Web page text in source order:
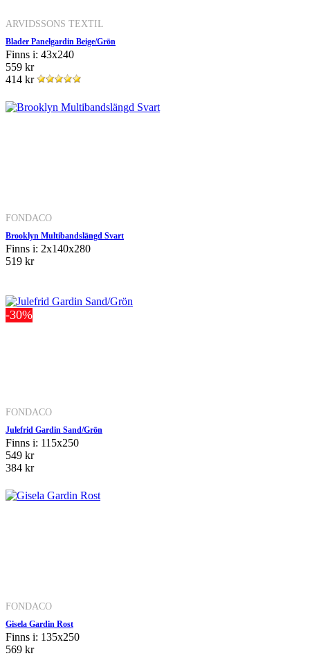
ARVIDSSONS TEXTIL
Blader Panelgardin Beige/Grön
Finns i: 43x240
559 kr
414 kr
FONDACO
Brooklyn Multibandslängd Svart
Finns i: 2x140x280
519 kr
-30%
FONDACO
Julefrid Gardin Sand/Grön
Finns i: 115x250
549 kr
384 kr
FONDACO
Gisela Gardin Rost
Finns i: 135x250
569 kr